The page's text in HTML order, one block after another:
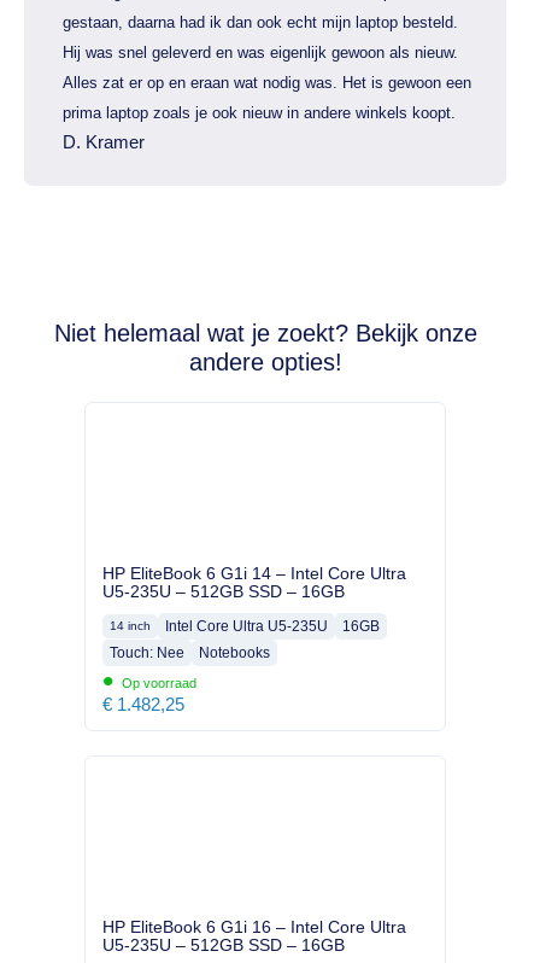
gestaan, daarna had ik dan ook echt mijn laptop besteld.
Hij was snel geleverd en was eigenlijk gewoon als nieuw.
Alles zat er op en eraan wat nodig was. Het is gewoon een
prima laptop zoals je ook nieuw in andere winkels koopt.
D. Kramer
Niet helemaal wat je zoekt? Bekijk onze
andere opties!
HP EliteBook 6 G1i 14 – Intel Core Ultra
U5-235U – 512GB SSD – 16GB
14 inch Intel Core Ultra U5-235U
16GB
Touch: Nee
Notebooks
• Op voorraad
€ 1.482,25
HP EliteBook 6 G1i 16 – Intel Core Ultra
U5-235U – 512GB SSD – 16GB